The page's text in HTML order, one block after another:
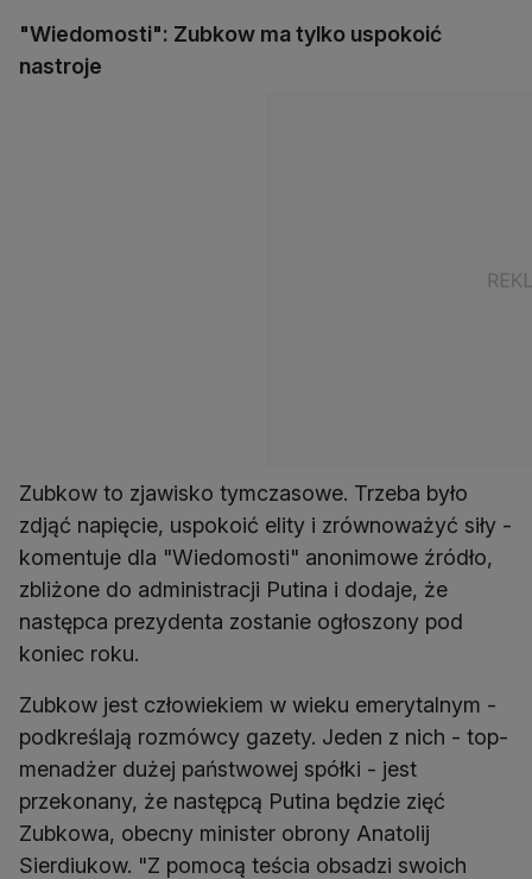
"Wiedomosti": Zubkow ma tylko uspokoić
nastroje
Zubkow to zjawisko tymczasowe. Trzeba było
zdjąć napięcie, uspokoić elity i zrównoważyć siły -
komentuje dla "Wiedomosti" anonimowe źródło,
zbliżone do administracji Putina i dodaje, że
następca prezydenta zostanie ogłoszony pod
koniec roku.
Zubkow jest człowiekiem w wieku emerytalnym -
podkreślają rozmówcy gazety. Jeden z nich - top-
menadżer dużej państwowej spółki - jest
przekonany, że następcą Putina będzie zięć
Zubkowa, obecny minister obrony Anatolij
Sierdiukow. "Z pomocą teścia obsadzi swoich